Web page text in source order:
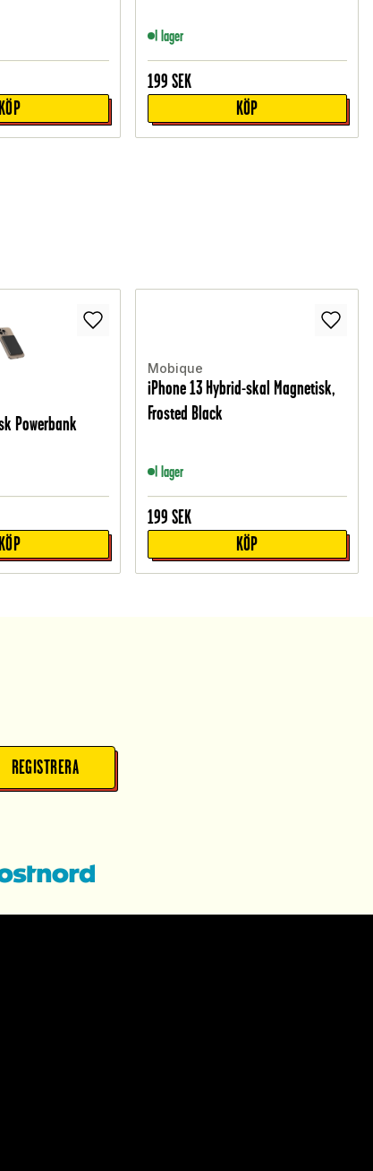
KÖP
I lager
199 SEK
KÖP
Powerbank
KÖP
Mobique
iPhone 13 Hybrid-skal Magnetisk,
Frosted Black
I lager
199 SEK
KÖP
REGISTRERA